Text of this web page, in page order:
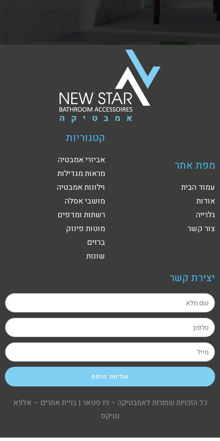
מפת אתר
עמוד הבית
אודות
גלרייה
צור קשר
קטגוריות
אביזרי אמבטיה
מראות מגדילות
וילונות אמבטיה
מושבי אסלה
רשתות ומדפים
מוטות פינוק
ברזים
שונות
יצירת קשר
שליחת טופס
כל הזכויות שמורות לאמבטיקה – ניו סטאר | בניית אתרים – אלפא
נטיקס